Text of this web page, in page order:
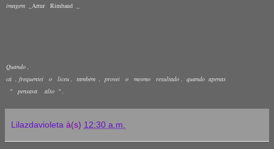
imagem
_Artur Rimbaud _
Quando ,
cá , frequentei o liceu , também , provei o mesmo resultado , quando apenas
" pensava alto " .
Lilazdavioleta à(s) 12:30 a.m.